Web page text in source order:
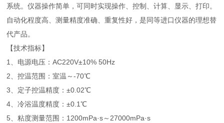
系统。仪器操作简单，可同时实现操作、控制、计算、显示、打印。
自动化程度高、测量精度准确、重复性好，是同等进口仪器的理想替
代产品。
【技术指标】
1、电源电压：AC220V±10% 50Hz
2、控温范围：室温～-70℃
3、定子控温精度：±0.02℃
4、冷浴温度精度：±0.1℃
5、粘度测量范围：1200mPa·s～27000mPa·s